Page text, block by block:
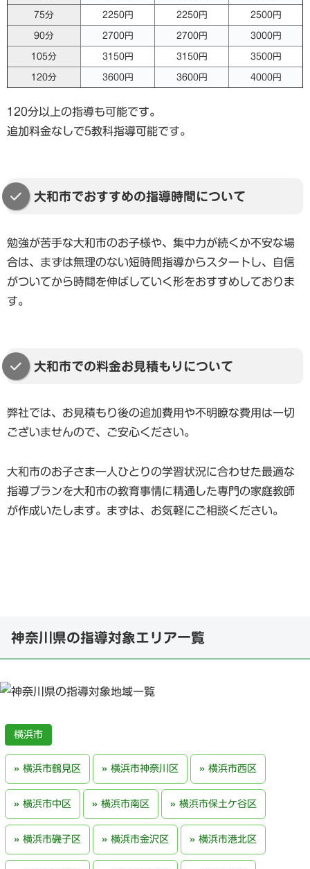
75分 2250円 2250円 2500円
90分 2700円 2700円 3000円
105分 3150円 3150円 3500円
120分 3600円 3600円 4000円
120分以上の指導も可能です。
追加料金なしで5教科指導可能です。
大和市でおすすめの指導時間について
勉強が苦手な大和市のお子様や、集中力が続くか不安な場
合は、まずは無理のない短時間指導からスタートし、自信
がついてから時間を伸ばしていく形をおすすめしておりま
す。
大和市での料金お見積もりについて
弊社では、お見積もり後の追加費用や不明瞭な費用は一切
ございませんので、ご安心ください。
大和市のお子さま一人ひとりの学習状況に合わせた最適な
指導プランを大和市の教育事情に精通した専門の家庭教師
が作成いたします。まずは、お気軽にご相談ください。
神奈川県の指導対象エリア一覧
横浜市
横浜市鶴見区 横浜市神奈川区 横浜市西区
横浜市中区 横浜市南区 横浜市保土ケ谷区
横浜市磯子区 横浜市金沢区 横浜市港北区